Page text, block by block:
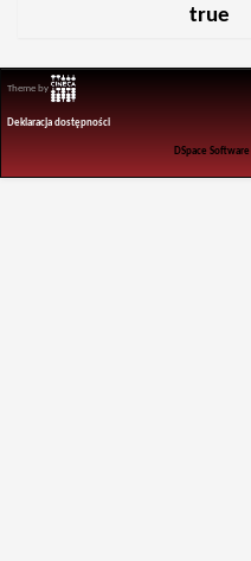
true
Theme by
Deklaracja dostępności
DSpace Software